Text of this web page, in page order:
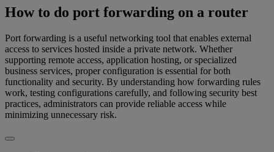
How to do port forwarding on a router
Port forwarding is a useful networking tool that enables external
access to services hosted inside a private network. Whether
supporting remote access, application hosting, or specialized
business services, proper configuration is essential for both
functionality and security. By understanding how forwarding rules
work, testing configurations carefully, and following security best
practices, administrators can provide reliable access while
minimizing unnecessary risk.